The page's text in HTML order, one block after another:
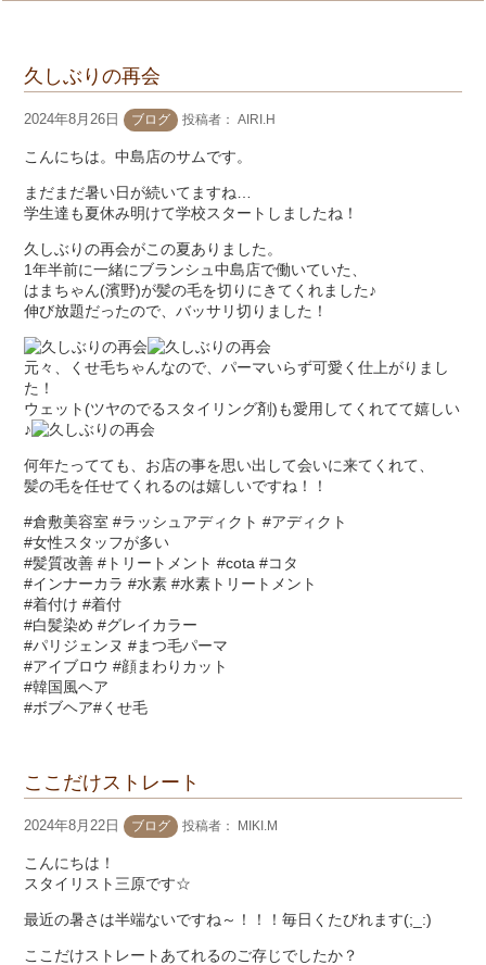
久しぶりの再会
2024年8月26日 ブログ 投稿者：AIRI.H
こんにちは。中島店のサムです。
まだまだ暑い日が続いてますね…
学生達も夏休み明けて学校スタートしましたね！
久しぶりの再会がこの夏ありました。
1年半前に一緒にブランシュ中島店で働いていた、
はまちゃん(濱野)が髪の毛を切りにきてくれました♪
伸び放題だったので、バッサリ切りました！
元々、くせ毛ちゃんなので、パーマいらず可愛く仕上がりまし
た！
ウェット(ツヤのでるスタイリング剤)も愛用してくれてて嬉しい
♪
何年たってても、お店の事を思い出して会いに来てくれて、
髪の毛を任せてくれるのは嬉しいですね！！
#倉敷美容室 #ラッシュアディクト #アディクト
#女性スタッフが多い
#髪質改善 #トリートメント #cota #コタ
#インナーカラ #水素 #水素トリートメント
#着付け #着付
#白髪染め #グレイカラー
#パリジェンヌ #まつ毛パーマ
#アイブロウ #顔まわりカット
#韓国風ヘア
#ボブヘア#くせ毛
ここだけストレート
2024年8月22日 ブログ 投稿者： MIKI.M
こんにちは！
スタイリスト三原です☆
最近の暑さは半端ないですね～！！！毎日くたびれます(;_:)
ここだけストレートあてれるのご存じでしたか？